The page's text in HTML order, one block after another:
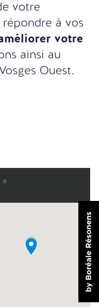
votre
à vos
votre
ainsi au
Ouest.